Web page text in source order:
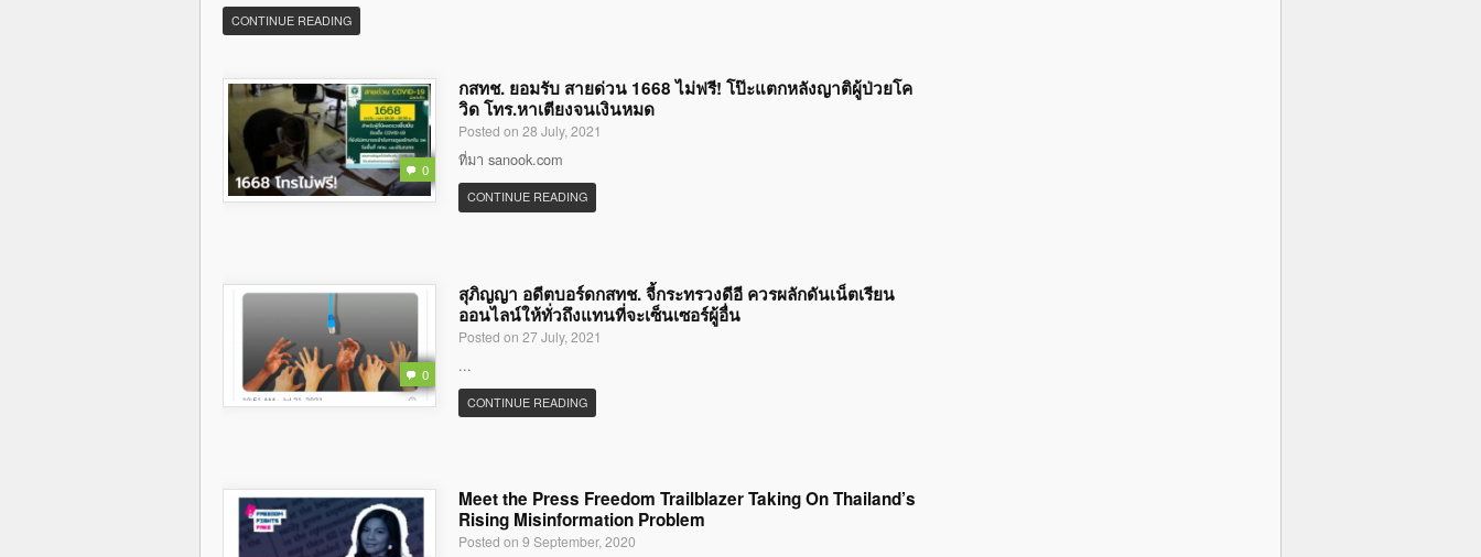
CONTINUE READING
0
กสทช. ยอมรับ สายด่วน 1668 ไม่ฟรี! โป๊ะแตกหลังญาติผู้ป่วยโค
วิด โทร.หาเตียงจนเงินหมด
Posted on 28 July, 2021
ที่มา sanook.com
CONTINUE READING
0
สุภิญญา อดีตบอร์ดกสทช. จี้กระทรวงดีอี ควรผลักดันเน็ตเรียน
ออนไลน์ให้ทั่วถึงแทนที่จะเซ็นเซอร์ผู้อื่น
Posted on 27 July, 2021
...
CONTINUE READING
Meet the Press Freedom Trailblazer Taking On Thailand’s
Rising Misinformation Problem
Posted on 9 September, 2020